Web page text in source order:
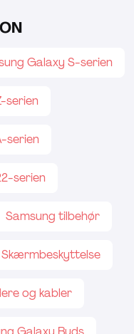
Galaxy S-serien
serien
serien
serien
Samsung tilbehør
Skærmbeskyttelse
og kabler